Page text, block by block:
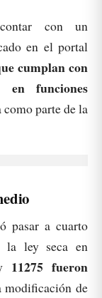
con un
en el portal
cumplan con
en funciones
parte de la
pasar a cuarto
la ley seca en
11275 fueron
modificación de